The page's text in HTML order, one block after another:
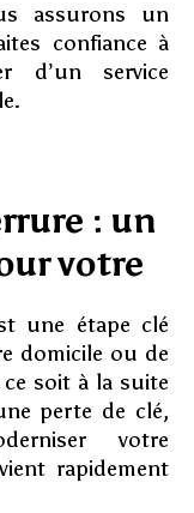
assurons un
confiance à
d’un service
: un
votre
une étape clé
domicile ou de
soit à la suite
perte de clé,
votre
rapidement